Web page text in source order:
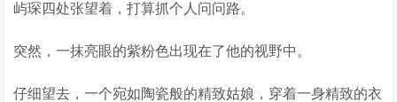
屿琛四处张望着，打算抓个人问问路。
突然，一抹亮眼的紫粉色出现在了他的视野中。
仔细望去，一个宛如陶瓷般的精致姑娘，穿着一身精致的衣